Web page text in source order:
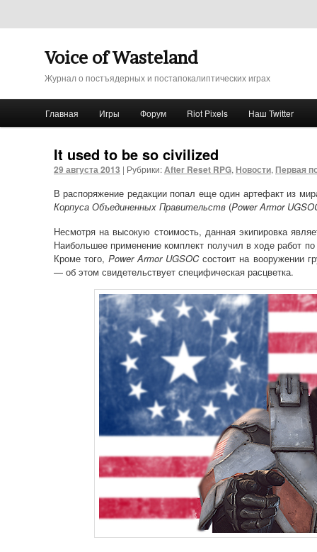
Voice of Wasteland
Журнал о постъядерных и постапокалиптических играх
Перейти к основному содержимому
Перейти к дополнительному содержимому
Главная Игры Форум Riot Pixels Наш Twitter
It used to be so civilized
29 августа 2013 | Рубрики:After Reset RPG, Новости, Первая
В распоряжение редакции попал еще один артефакт из
Корпуса Объединенных Правительств (Power Armor
Несмотря на высокую стоимость, данная экипировка
Наибольшее применение комплект получил в ходе работ
Кроме того,Power Armor UGSOCсостоит на вооружении
— об этом свидетельствует специфическая расцветка.